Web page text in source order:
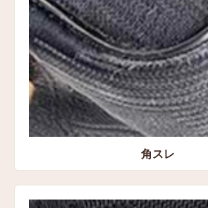
状態:Bランク 角スレ、金具の傷、持
スレ、ファスナーのくすみ、内装の汚
買取方法
宅配買取
買取店舗
角スレ